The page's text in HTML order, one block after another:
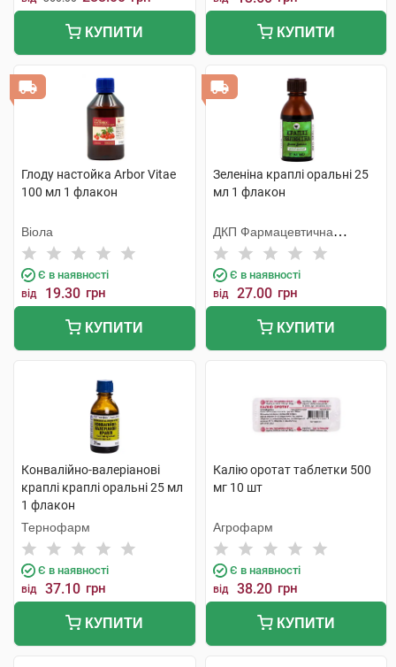
КУПИТИ КУПИТИ
Глоду настойка Arbor Vitae
100 мл 1 флакон
Віола
Є в наявності
від 19.30 грн
КУПИТИ
Зеленіна краплі оральні 25
мл 1 флакон
ДКП Фармацевтична
фабрика
Є в наявності
від 27.00 грн
КУПИТИ
Конвалійно-валеріанові
краплі краплі оральні 25 мл
1 флакон
Тернофарм
Є в наявності
від 37.10 грн
КУПИТИ
Калію оротат таблетки 500
мг 10 шт
Агрофарм
Є в наявності
від 38.20 грн
КУПИТИ